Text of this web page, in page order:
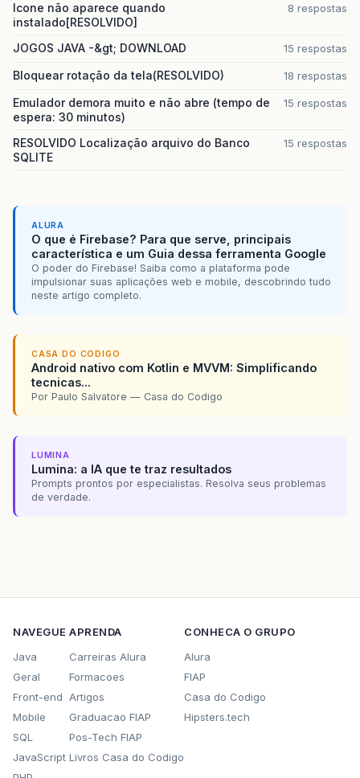
Icone não aparece quando
instalado[RESOLVIDO]
8 respostas
JOGOS JAVA -&gt; DOWNLOAD 15 respostas
Bloquear rotação da tela(RESOLVIDO) 18 respostas
Emulador demora muito e não abre (tempo de
espera: 30 minutos)
15 respostas
RESOLVIDO Localização arquivo do Banco
SQLITE
15 respostas
ALURA
O que é Firebase? Para que serve, principais
característica e um Guia dessa ferramenta Google
O poder do Firebase! Saiba como a plataforma pode
impulsionar suas aplicações web e mobile, descobrindo tudo
neste artigo completo.
CASA DO CODIGO
Android nativo com Kotlin e MVVM: Simplificando
tecnicas...
Por Paulo Salvatore — Casa do Codigo
LUMINA
Lumina: a IA que te traz resultados
Prompts prontos por especialistas. Resolva seus problemas
de verdade.
NAVEGUE
Java
Geral
Front-end
Mobile
SQL
JavaScript
APRENDA
Carreiras Alura
Formacoes
Artigos
Graduacao FIAP
Pos-Tech FIAP
Livros Casa do Codigo
CONHECA O GRUPO
Alura
FIAP
Casa do Codigo
Hipsters.tech